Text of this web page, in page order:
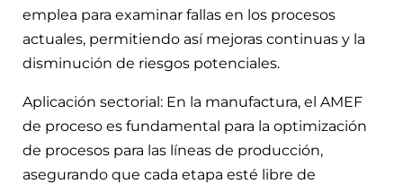
emplea para examinar fallas en los procesos
actuales, permitiendo así mejoras continuas y la
disminución de riesgos potenciales.
Aplicación sectorial: En la manufactura, el AMEF
de proceso es fundamental para la optimización
de procesos para las líneas de producción,
asegurando que cada etapa esté libre de